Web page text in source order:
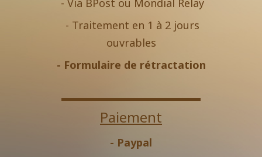
- Via BPost ou Mondial Relay
- Traitement en 1 à 2 jours
ouvrables
- Formulaire de rétractation
Paiement
- Paypal